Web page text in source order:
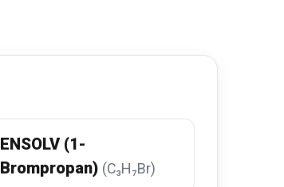
ENSOLV (1-
Brompropan) (C₃H₇Br)